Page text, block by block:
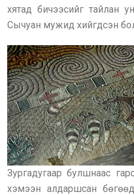
хятад бичээсийг
Сычуан мужид хийгдсэн
Зургадугаар булшнаас
хэмээн алдаршсан